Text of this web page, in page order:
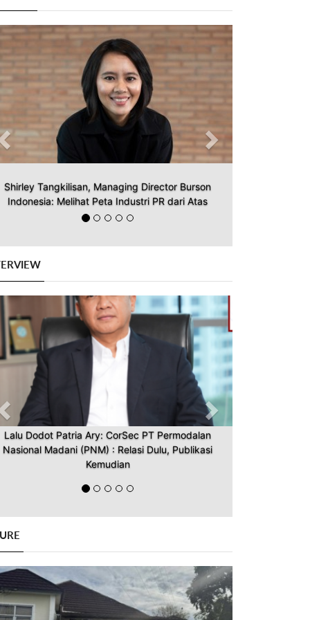
Shirley Tangkilisan, Managing Director Burson
Indonesia: Melihat Peta Industri PR dari Atas
Previous Next
Lalu Dodot Patria Ary: CorSec PT Permodalan
Nasional Madani (PNM) : Relasi Dulu, Publikasi
Kemudian
Previous Next
Previous Next